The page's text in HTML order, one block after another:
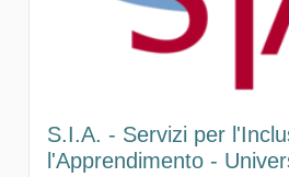
S.I.A. - Servizi per
l'Apprendimento -